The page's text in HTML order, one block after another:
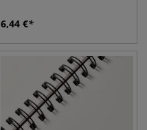
6,44 €